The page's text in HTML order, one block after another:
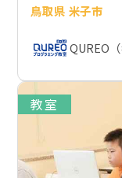
鳥取県 米子市
QUREO
教室